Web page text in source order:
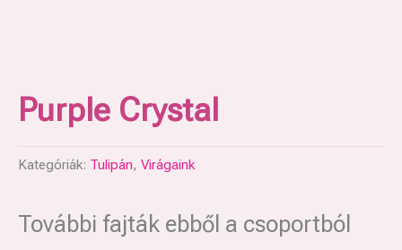
Purple Crystal
Kategóriák: Tulipán, Virágaink
További fajták ebből a csoportból